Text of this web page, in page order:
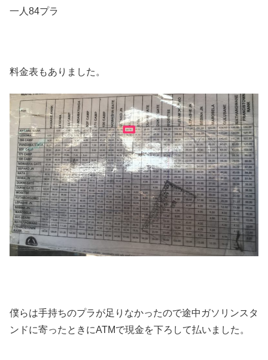
一人84プラ
料金表もありました。
僕らは手持ちのプラが足りなかったので途中ガソリンスタ
ンドに寄ったときにATMで現金を下ろして払いました。